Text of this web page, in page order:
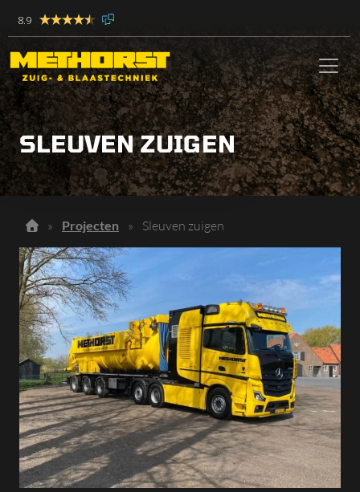
8.9
SLEUVEN ZUIGEN
» Projecten » Sleuven zuigen